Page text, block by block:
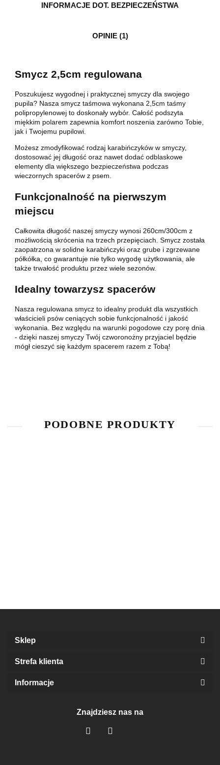
INFORMACJE DOT. BEZPIECZEŃSTWA
OPINIE (1)
Smycz 2,5cm regulowana
Poszukujesz wygodnej i praktycznej smyczy dla swojego
pupila? Nasza smycz taśmowa wykonana 2,5cm taśmy
polipropylenowej to doskonały wybór. Całość podszyta
miękkim polarem zapewnia komfort noszenia zarówno Tobie,
jak i Twojemu pupilowi.
Możesz zmodyfikować rodzaj karabińczyków w smyczy,
dostosować jej długość oraz nawet dodać odblaskowe
elementy dla większego bezpieczeństwa podczas
wieczornych spacerów z psem.
Funkcjonalność na pierwszym
miejscu
Całkowita długość naszej smyczy wynosi 260cm/300cm z
możliwością skrócenia na trzech przepięciach. Smycz została
zaopatrzona w solidne karabińczyki oraz grube i zgrzewane
półkółka, co gwarantuje nie tylko wygodę użytkowania, ale
także trwałość produktu przez wiele sezonów.
Idealny towarzysz spacerów
Nasza regulowana smycz to idealny produkt dla wszystkich
właścicieli psów ceniących sobie funkcjonalność i jakość
wykonania. Bez względu na warunki pogodowe czy porę dnia
- dzięki naszej smyczy Twój czworonożny przyjaciel będzie
mógł cieszyć się każdym spacerem razem z Tobą!
PODOBNE PRODUKTY
Sklep
Strefa klienta
Informacje
Znajdziesz nas na